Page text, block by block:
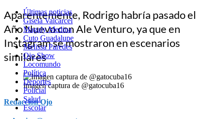
Últimas noticias
Gisela Valcarcel
Magaly Medina
Cuto Guadalupe
Melissa Paredes
Ojo Show
Locomundo
Política
Deportes
Policial
Salud
Escolar
Aparentemente, Rodrigo habría pasado el
Año Nuevo con Ale Venturo, ya que en
Instagram se mostraron en escenarios
similares
Imagen captura de @gatocuba16
Redacción Ojo